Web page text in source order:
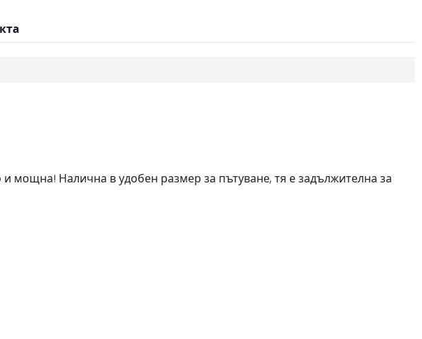
мощна! Налична в удобен размер за пътуване, тя е задължителна за